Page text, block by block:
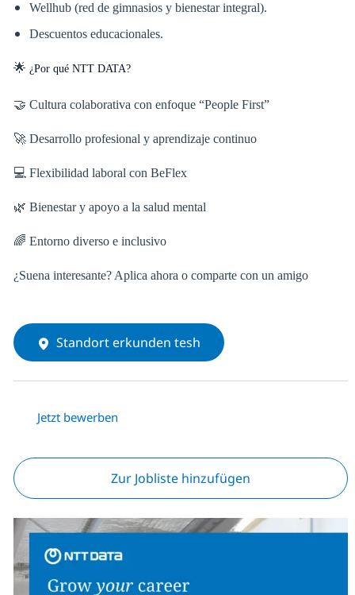
Wellhub (red de gimnasios y bienestar integral).
Descuentos educacionales.
🌟 ¿Por qué NTT DATA?
🤝 Cultura colaborativa con enfoque “People First”
🚀 Desarrollo profesional y aprendizaje continuo
💻 Flexibilidad laboral con BeFlex
🌿 Bienestar y apoyo a la salud mental
🌈 Entorno diverso e inclusivo
¿Suena interesante? Aplica ahora o comparte con un amigo
Standort erkunden tesh
Jetzt bewerben
Zur Jobliste hinzufügen